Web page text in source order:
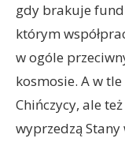
gdy brakuje
którym
w ogóle
kosmosie. A w
Chińczycy, ale
wyprzedzą